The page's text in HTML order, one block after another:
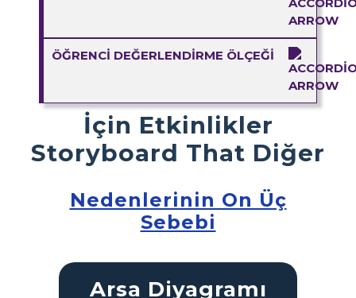
ÖĞRENCI DEĞERLENDIRME ÖLÇEĞI
İçin Etkinlikler
Storyboard That Diğer
Nedenlerinin On Üç
Sebebi
Arsa Diyagramı